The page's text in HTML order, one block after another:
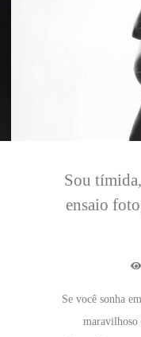
Sou
ensaio
Se você sonha
maravilhoso